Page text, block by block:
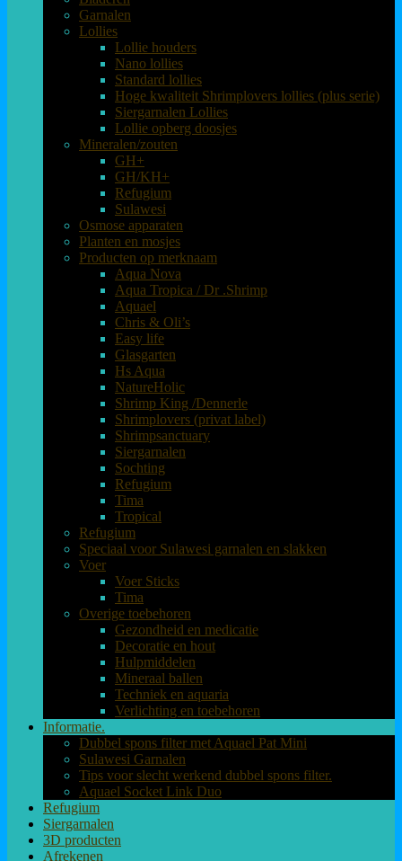
Garnalen
Lollies
Lollie houders
Nano lollies
Standard lollies
Hoge kwaliteit Shrimplovers lollies (plus serie)
Siergarnalen Lollies
Lollie opberg doosjes
Mineralen/zouten
GH+
GH/KH+
Refugium
Sulawesi
Osmose apparaten
Planten en mosjes
Producten op merknaam
Aqua Nova
Aqua Tropica / Dr .Shrimp
Aquael
Chris & Oli’s
Easy life
Glasgarten
Hs Aqua
NatureHolic
Shrimp King /Dennerle
Shrimplovers (privat label)
Shrimpsanctuary
Siergarnalen
Sochting
Refugium
Tima
Tropical
Refugium
Speciaal voor Sulawesi garnalen en slakken
Voer
Voer Sticks
Tima
Overige toebehoren
Gezondheid en medicatie
Decoratie en hout
Hulpmiddelen
Mineraal ballen
Techniek en aquaria
Verlichting en toebehoren
Informatie.
Dubbel spons filter met Aquael Pat Mini
Sulawesi Garnalen
Tips voor slecht werkend dubbel spons filter.
Aquael Socket Link Duo
Refugium
Siergarnalen
3D producten
Afrekenen